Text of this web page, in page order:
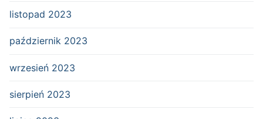
listopad 2023
październik 2023
wrzesień 2023
sierpień 2023